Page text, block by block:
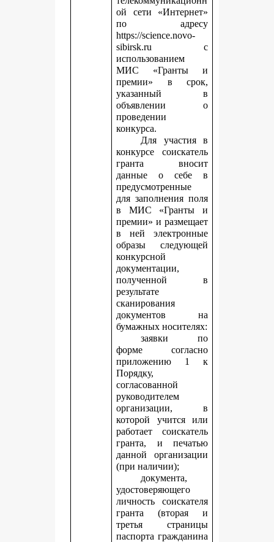
ой сети «Интернет»
по адресу
https://science.novo-
sibirsk.ru с
использованием
МИС «Гранты и
премии» в срок,
указанный в
объявлении о
проведении
конкурса.
Для участия в
конкурсе соискатель
гранта вносит
данные о себе в
предусмотренные
для заполнения поля
в МИС «Гранты и
премии» и размещает
в ней электронные
образы следующей
конкурсной
документации,
полученной в
результате
сканирования
документов на
бумажных носителях:
заявки по
форме согласно
приложению 1 к
Порядку,
согласованной
руководителем
организации, в
которой учится или
работает соискатель
гранта, и печатью
данной организации
(при наличии);
документа,
удостоверяющего
личность соискателя
гранта (вторая и
третья страницы
паспорта гражданина